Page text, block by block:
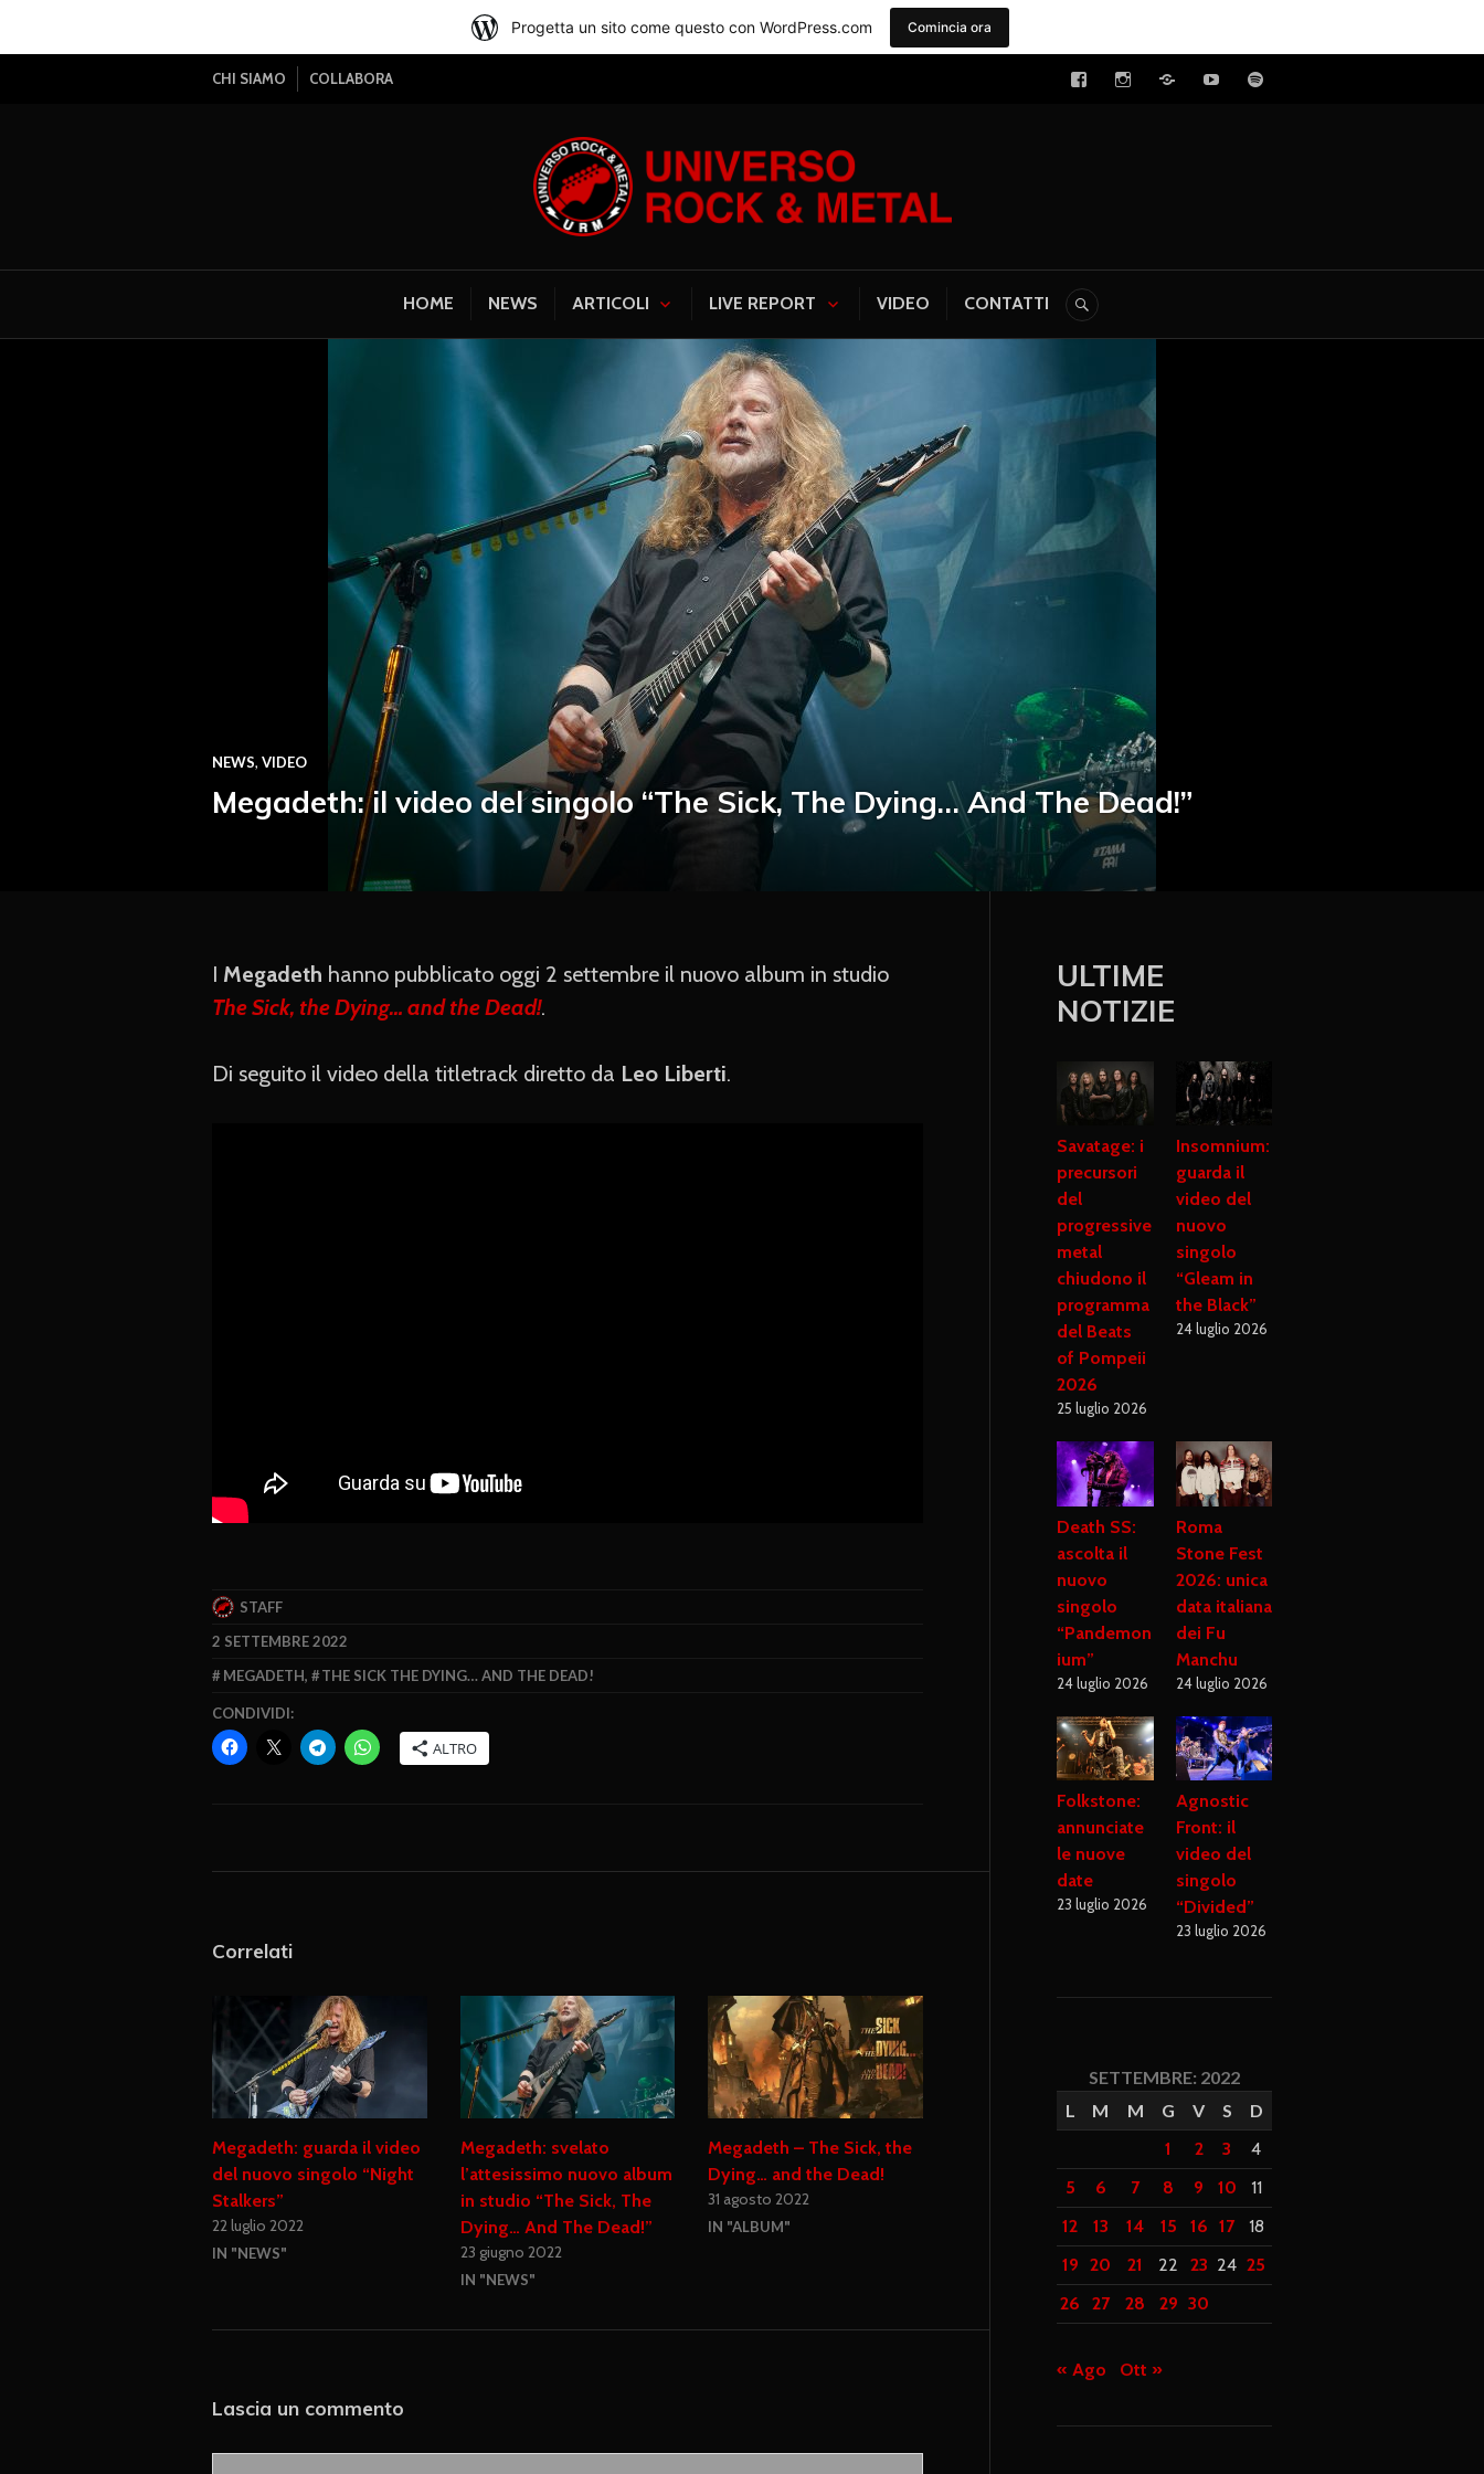
CHI SIAMO COLLABORA
Universo Rock & Metal
HOME NEWS ARTICOLI LIVE REPORT VIDEO CONTATTI
NEWS, VIDEO
Megadeth: il video del singolo “The Sick, The Dying… And The Dead!”
I Megadeth hanno pubblicato oggi 2 settembre il nuovo album in studio
The Sick, the Dying… and the Dead!.
Di seguito il video della titletrack diretto da Leo Liberti.
STAFF
2 SETTEMBRE 2022
MEGADETH, THE SICK THE DYING… AND THE DEAD!
CONDIVIDI:
ALTRO
Correlati
Megadeth: guarda il video
del nuovo singolo “Night
Stalkers”
22 luglio 2022
IN "NEWS"
Megadeth: svelato
l’attesissimo nuovo album
in studio “The Sick, The
Dying… And The Dead!”
23 giugno 2022
IN "NEWS"
Megadeth – The Sick, the
Dying… and the Dead!
31 agosto 2022
IN "ALBUM"
Lascia un commento
ULTIME
NOTIZIE
Savatage: i
precursori
del
progressive
metal
chiudono il
programma
del Beats
of Pompeii
2026
25 luglio 2026
Insomnium:
guarda il
video del
nuovo
singolo
“Gleam in
the Black”
24 luglio 2026
Death SS:
ascolta il
nuovo
singolo
“Pandemon
ium”
24 luglio 2026
Roma
Stone Fest
2026: unica
data italiana
dei Fu
Manchu
24 luglio 2026
Folkstone:
annunciate
le nuove
date
23 luglio 2026
Agnostic
Front: il
video del
singolo
“Divided”
23 luglio 2026
SETTEMBRE: 2022
L
M M G V S
D
1
2 3
4
5
6 7 8 9 10
11
12
13 14 15 16 17
18
19 20 21 22 23 24 25
26
27 28 29 30
« Ago Ott »
Progetta un sito come questo con WordPress.com Comincia ora